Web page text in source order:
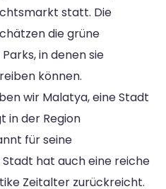
statt. Die
die grüne
in denen sie
können.
wir Malatya, eine Stadt
in der Region
für seine
hat auch eine reiche
Zeitalter zurückreicht.